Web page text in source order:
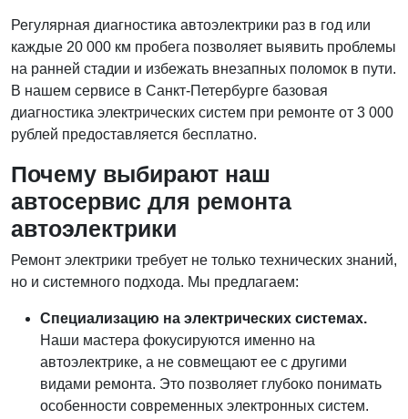
Регулярная диагностика автоэлектрики раз в год или
каждые 20 000 км пробега позволяет выявить проблемы
на ранней стадии и избежать внезапных поломок в пути.
В нашем сервисе в Санкт-Петербурге базовая
диагностика электрических систем при ремонте от 3 000
рублей предоставляется бесплатно.
Почему выбирают наш
автосервис для ремонта
автоэлектрики
Ремонт электрики требует не только технических знаний,
но и системного подхода. Мы предлагаем:
Специализацию на электрических системах.
Наши мастера фокусируются именно на
автоэлектрике, а не совмещают ее с другими
видами ремонта. Это позволяет глубоко понимать
особенности современных электронных систем.